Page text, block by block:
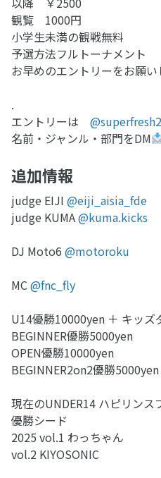
観覧 1000円
小学生未満の観戦無料
予選方法フルトーナメント
お早めのエントリーをお願い
.
エントリーは
名前・ジャンル・部門をDM
追加情報
judge EIJI @eiji_aisia_fde
judge KUMA@kuma.kicks
DJ Moto6 @motoroku
MC @fnc_fly
U14優勝10000yen ＋ キッ
⁡BEGINNER優勝5000yen
OPEN優勝10000yen
BEGINNER2on2優勝5000yen
現在のUNDER14 ハピリン
優勝シード
2025 vol.1 わっちゃん
vol.2 KIYOSONIC